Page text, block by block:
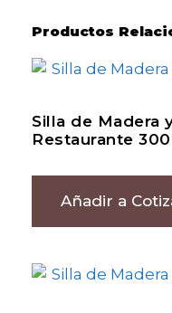
Productos
Silla de Madera
Restaurante
Añadir a